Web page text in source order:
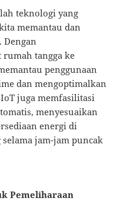
teknologi yang
memantau dan
tangga ke
penggunaan
dan mengoptimalkan
juga memfasilitasi
menyesuaikan
energi di
jam-jam puncak
Pemeliharaan